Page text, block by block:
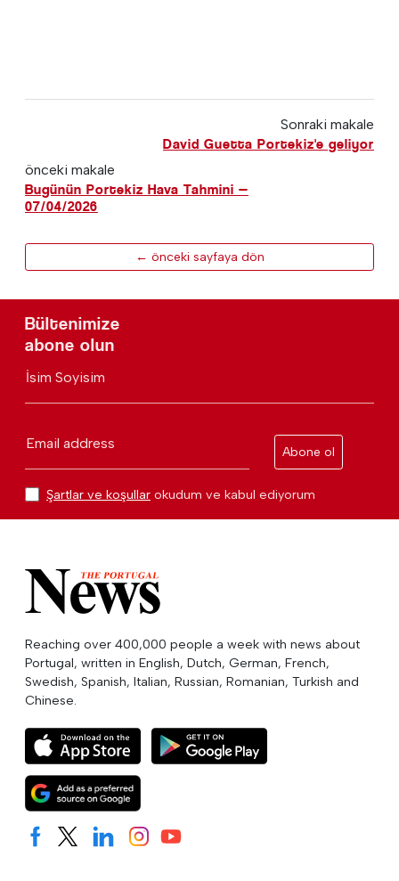
Sonraki makale
David Guetta Portekiz'e geliyor
önceki makale
Bugünün Portekiz Hava Tahmini —
07/04/2026
← önceki sayfaya dön
Bültenimize
abone olun
İsim Soyisim
Email address
Abone ol
Şartlar ve koşullar okudum ve kabul ediyorum
Reaching over 400,000 people a week with news about
Portugal, written in English, Dutch, German, French,
Swedish, Spanish, Italian, Russian, Romanian, Turkish and
Chinese.